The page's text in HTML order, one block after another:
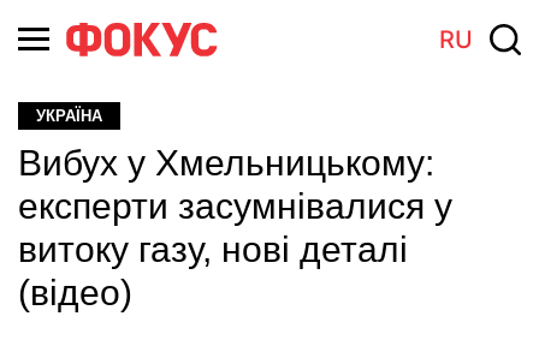
RU
УКРАЇНА
Вибух у Хмельницькому:
експерти засумнівалися у
витоку газу, нові деталі
(відео)